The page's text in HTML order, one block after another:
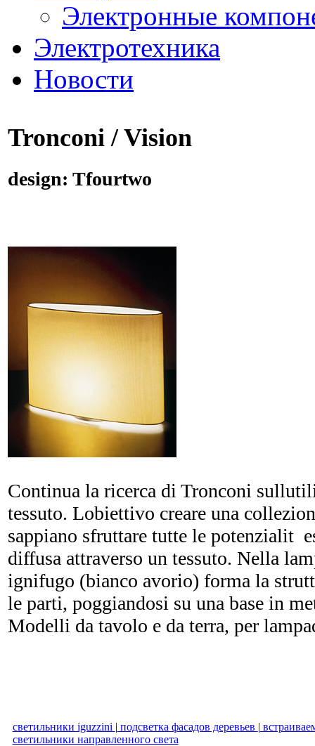
Электронные
Электротехника
Новости
Tronconi / Vision
design: Tfourtwo
Continua la ricerca di Tronconi
tessuto. Lobiettivo creare una
sappiano sfruttare tutte le potenzialit
diffusa attraverso un tessuto. Nella
ignifugo (bianco avorio) forma la
le parti, poggiandosi su una base in
Modelli da tavolo e da terra, per
светильники iguzzini | подсветка фасадов деревьев |
светильники направленного света